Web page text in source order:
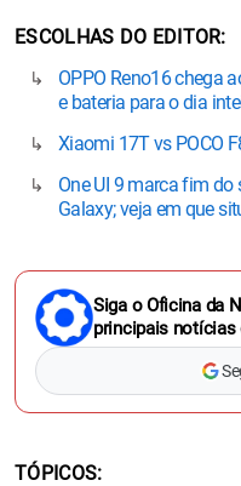
ESCOLHAS DO EDITOR
OPPO Reno16 chega
e bateria para o dia
Xiaomi 17T vs POCO
One UI 9 marca fim
Galaxy; veja em que
Siga o Oficina da
principais notícias
TÓPICOS